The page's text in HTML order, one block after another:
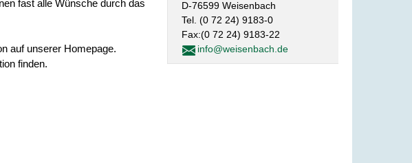
fast alle Wünsche durch das
auf unserer Homepage.
finden.
D-76599 Weisenbach
Tel. (0 72 24) 9183-0
Fax:(0 72 24) 9183-22
info@weisenbach.de